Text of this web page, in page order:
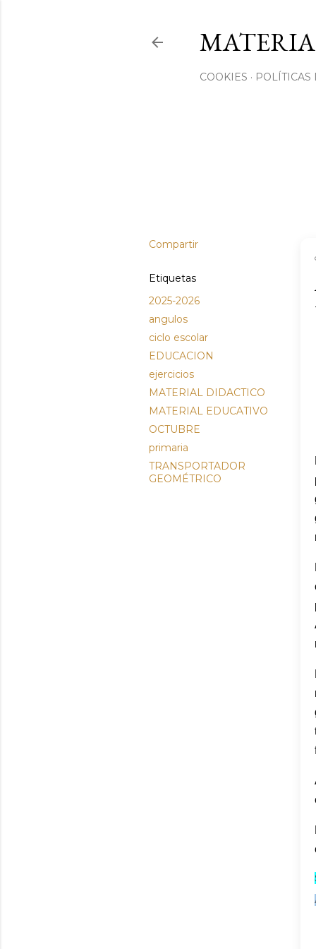
COOKIES
Compartir
Etiquetas
2025-2026
angulos
ciclo escolar
EDUCACION
ejercicios
MATERIAL DIDACTICO
MATERIAL EDUCATIVO
OCTUBRE
primaria
TRANSPORTADOR
GEOMÉTRICO